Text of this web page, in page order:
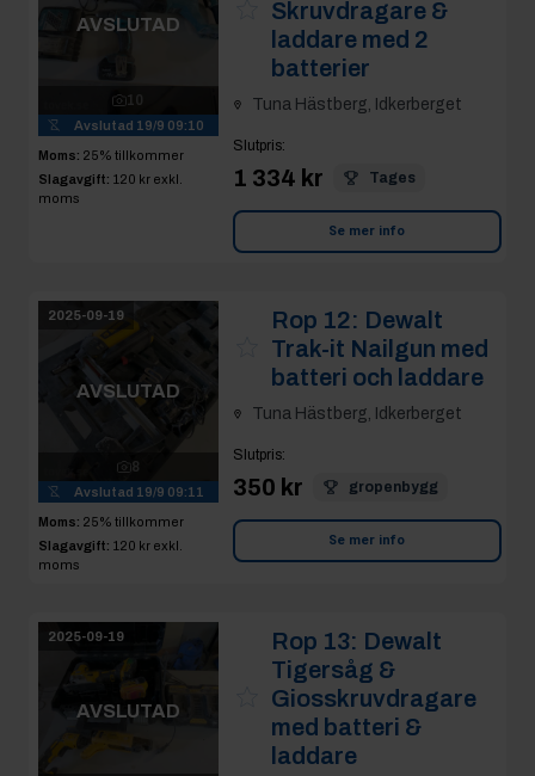
AVSLUTAD
10
Avslutad 19/9 09:10
Moms: 25% tillkommer
Slagavgift: 120 kr exkl.
moms
Skruvdragare &
laddare med 2
batterier
Tuna Hästberg, Idkerberget
Slutpris:
1 334 kr Tages
Se mer info
2025-09-19
AVSLUTAD
8
Avslutad 19/9 09:11
Moms: 25% tillkommer
Slagavgift: 120 kr exkl.
moms
Rop 12: Dewalt
Trak-it Nailgun med
batteri och laddare
Tuna Hästberg, Idkerberget
Slutpris:
350 kr gropenbygg
Se mer info
2025-09-19
AVSLUTAD
Rop 13: Dewalt
Tigersåg &
Giosskruvdragare
med batteri &
laddare